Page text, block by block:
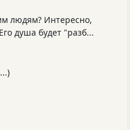
людям? Интересно,
душа будет "разб...